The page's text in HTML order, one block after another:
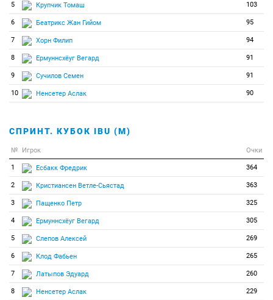
5 Крупчик Томаш 103
6 Беатрикс Жан Гийом 95
7 Хорн Филип 94
8 Ермуннсхёуг Вегард 91
9 Сучилов Семен 91
10 Ненсетер Аслак 90
СПРИНТ. КУБОК IBU (М)
№ Игрок Очки
1 Есбакк Фредрик 364
2 Кристиансен Ветле-Сьястад 363
3 Пащенко Петр 325
4 Ермуннсхёуг Вегард 305
5 Слепов Алексей 269
6 Клод Фабьен 265
7 Латыпов Эдуард 260
8 Ненсетер Аслак 229